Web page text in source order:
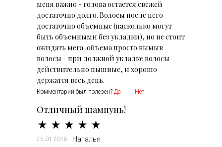
меня важно - голова остается свежей
достаточно долго. Волосы после него
достаточно объемные (насколько могут
быть объемными без укладки), но не стоит
ожидать мега-объема просто вымыв
волосы - при должной укладке волосы
действительно пышные, и хорошо
держатся весь день.
Комментарий был полезен? Да Нет
Отличный шампунь!
25.01.2018 Наталья